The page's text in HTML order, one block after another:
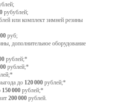
рубублей;
или комплект зимней резины
руб;
дополнительное оборудование
рублей;*
рублей;*
до 120 000 рублей;*
150 000 рублей;*
200 000 рублей.